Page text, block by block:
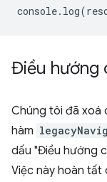
console. log(
Điều hướng
Chúng tôi đã xoá
hàm
dấu "Điều hướng
Việc này hoàn tất